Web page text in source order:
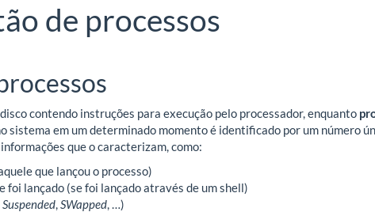
de processos
contendo instruções para execução pelo processador, enquanto
sistema em um determinado momento é identificado por um número
que o caracterizam, como:
que lançou o processo)
foi lançado (se foi lançado através de um shell)
Suspended,SWapped, …)